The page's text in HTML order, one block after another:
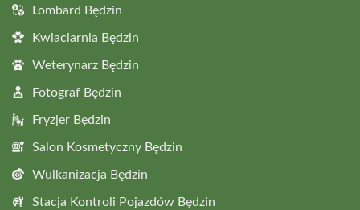
Lombard Będzin
Kwiaciarnia Będzin
Weterynarz Będzin
Fotograf Będzin
Fryzjer Będzin
Salon Kosmetyczny Będzin
Wulkanizacja Będzin
Stacja Kontroli Pojazdów Będzin